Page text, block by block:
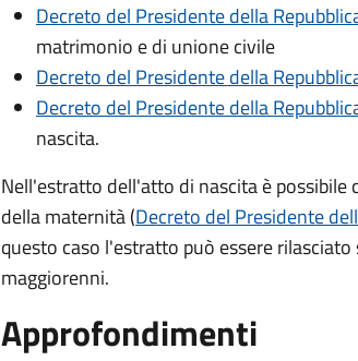
Decreto del Presidente della
matrimonio e di unione civile
Decreto del Presidente della
Decreto del Presidente della
nascita.
Nell'estratto dell'atto di nascita è
della maternità (Decreto del Presidente
questo caso l'estratto può essere
maggiorenni.
Approfondimenti